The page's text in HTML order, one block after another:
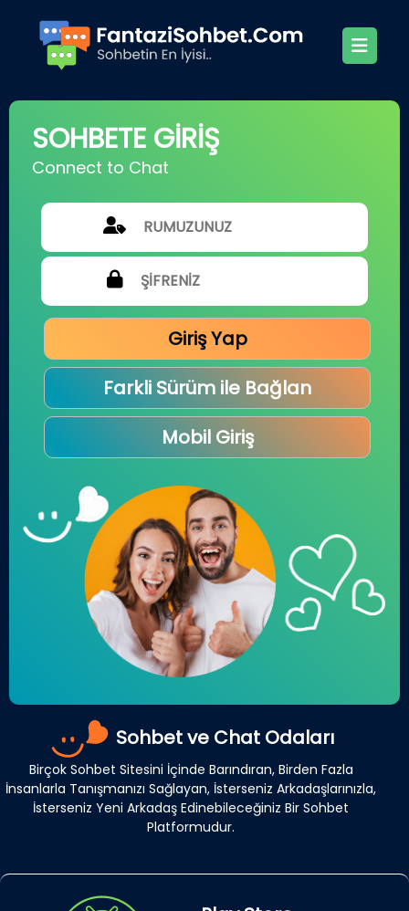
SOHBETE GİRİŞ
Connect to Chat
Giriş Yap
Farkli Sürüm ile Bağlan
Mobil Giriş
Sohbet ve Chat Odaları
Birçok Sohbet Sitesini İçinde Barındıran, Birden Fazla
İnsanlarla Tanışmanızı Sağlayan, İsterseniz Arkadaşlarınızla,
İsterseniz Yeni Arkadaş Edinebileceğiniz Bir Sohbet
Platformudur.